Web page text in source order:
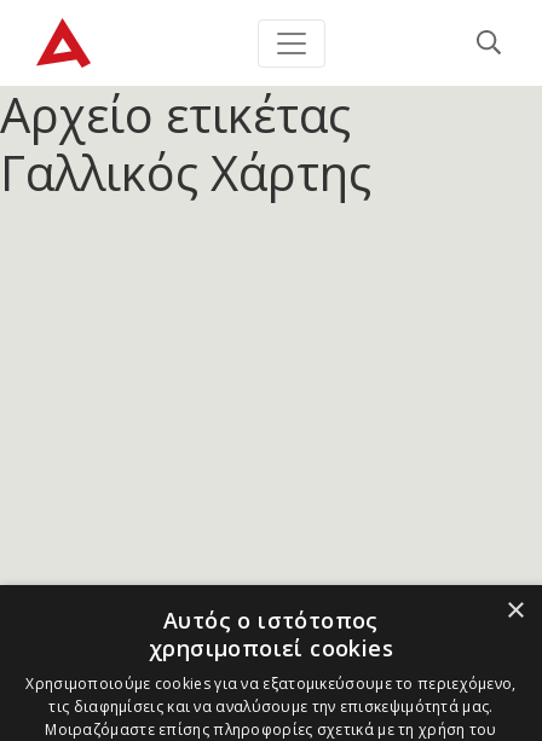
Αρχείο ετικέτας
Γαλλικός Χάρτης
×
Αυτός ο ιστότοπος
χρησιμοποιεί cookies
Χρησιμοποιούμε cookies για να εξατομικεύσουμε το περιεχόμενο,
τις διαφημίσεις και να αναλύσουμε την επισκεψιμότητά μας.
Μοιραζόμαστε επίσης πληροφορίες σχετικά με τη χρήση του